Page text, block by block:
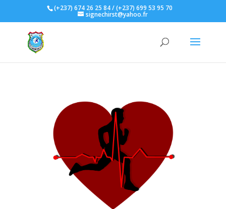
(+237) 674 26 25 84 / (+237) 699 53 95 70
signechirst@yahoo.fr